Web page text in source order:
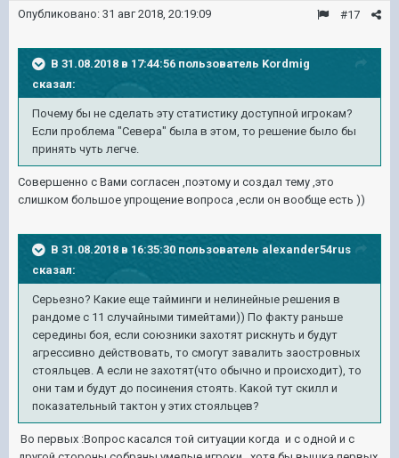
#17
Опубликовано: 31 авг 2018, 20:19:09
В 31.08.2018 в 17:44:56 пользователь Kordmig
сказал:
Почему бы не сделать эту статистику доступной игрокам?
Если проблема "Севера" была в этом, то решение было бы
принять чуть легче.
Совершенно с Вами согласен ,поэтому и создал тему ,это
слишком большое упрощение вопроса ,если он вообще есть ))
В 31.08.2018 в 16:35:30 пользователь alexander54rus
сказал:
Серьезно? Какие еще тайминги и нелинейные решения в
рандоме с 11 случайными тимейтами)) По факту раньше
середины боя, если союзники захотят рискнуть и будут
агрессивно действовать, то смогут завалить заостровных
стояльцев. А если не захотят(что обычно и происходит), то
они там и будут до посинения стоять. Какой тут скилл и
показательный тактон у этих стояльцев?
Во первых :Вопрос касался той ситуации когда и с одной и с